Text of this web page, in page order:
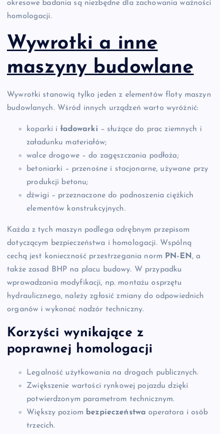
okresowe badania są niezbędne dla zachowania ważności
homologacji.
Wywrotki a inne
maszyny budowlane
Wywrotki stanowią tylko jeden z elementów floty maszyn
budowlanych. Wśród innych urządzeń warto wyróżnić:
koparki i ładowarki – służące do prac ziemnych i
załadunku materiałów;
walce drogowe – do zagęszczania podłoża;
betoniarki – przenośne i stacjonarne, używane przy
produkcji betonu;
dźwigi – przeznaczone do podnoszenia ciężkich
elementów konstrukcyjnych.
Każda z tych maszyn podlega odrębnym przepisom
dotyczącym bezpieczeństwa i homologacji. Wspólną
cechą jest konieczność przestrzegania norm PN-EN, a
także zasad BHP na placu budowy. W przypadku
wprowadzania modyfikacji, np. montażu osprzętu
hydraulicznego, należy zgłosić zmiany do odpowiednich
organów i wykonać nadzór techniczny.
Korzyści wynikające z
poprawnej homologacji
Legalność użytkowania na drogach publicznych.
Zwiększenie wartości rynkowej pojazdu dzięki
potwierdzonym parametrom technicznym.
Większy poziom bezpieczeństwa operatora i osób
trzecich.